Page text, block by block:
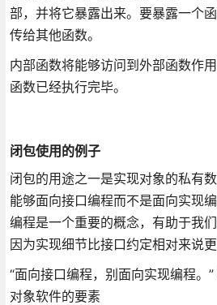
部，并将它暴露出来。要暴露一个
传给其他函数。
内部函数将能够访问到外部函数作
函数已经执行完毕。
闭包使用的例子
闭包的用途之一是实现对象的私有
能够面向接口编程而不是面向实现
编程是一个重要的概念，有助于我
因为实现细节比接口约定相对来说更
“面向接口编程，别面向实现编程。
对象软件的要素